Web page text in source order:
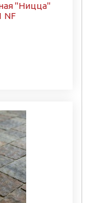
"Ницца"
NF